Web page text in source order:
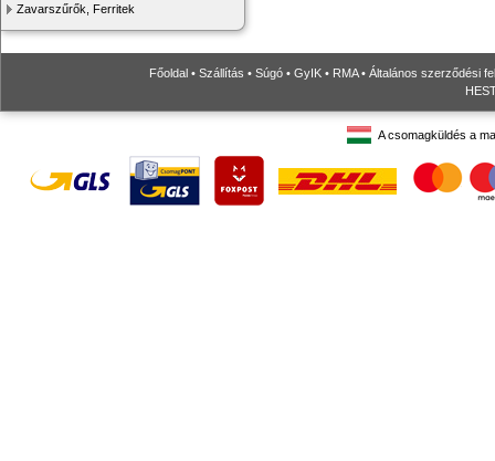
Zavarszűrők, Ferritek
Főoldal • Szállítás • Súgó • GyIK • RMA• Általános szerződési
A csomagküldés a